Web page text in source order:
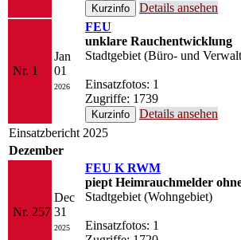
Details ansehen
Nr. 1
Jan
01
2026
FEU
unklare Rauchentwicklung
Stadtgebiet (Büro- und
Einsatzfotos: 1
Zugriffe: 1739
Details ansehen
Einsatzbericht 2025
Dezember
Nr. 257
Dec
31
2025
FEU K RWM
piept Heimrauchmelder
Stadtgebiet (Wohngebiet)
Einsatzfotos: 1